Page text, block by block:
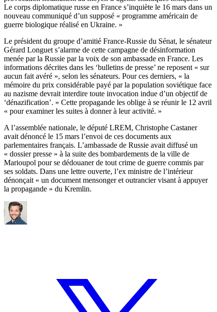
Le corps diplomatique russe en France s’inquiète le 16 mars dans un
nouveau communiqué d’un supposé « programme américain de
guerre biologique réalisé en Ukraine. »
Le président du groupe d’amitié France-Russie du Sénat, le sénateur
Gérard Longuet s’alarme de cette campagne de désinformation
menée par la Russie par la voix de son ambassade en France. Les
informations décrites dans les ‘bulletins de presse’ ne reposent « sur
aucun fait avéré », selon les sénateurs. Pour ces derniers, « la
mémoire du prix considérable payé par la population soviétique face
au nazisme devrait interdire toute invocation indue d’un objectif de
‘dénazification’. » Cette propagande les oblige à se réunir le 12 avril
« pour examiner les suites à donner à leur activité. »
A l’assemblée nationale, le député LREM, Christophe Castaner
avait dénoncé le 15 mars l’envoi de ces documents aux
parlementaires français. L’ambassade de Russie avait diffusé un
« dossier presse » à la suite des bombardements de la ville de
Marioupol pour se dédouaner de tout crime de guerre commis par
ses soldats. Dans une lettre ouverte, l’ex ministre de l’intérieur
dénonçait « un document mensonger et outrancier visant à appuyer
la propagande » du Kremlin.